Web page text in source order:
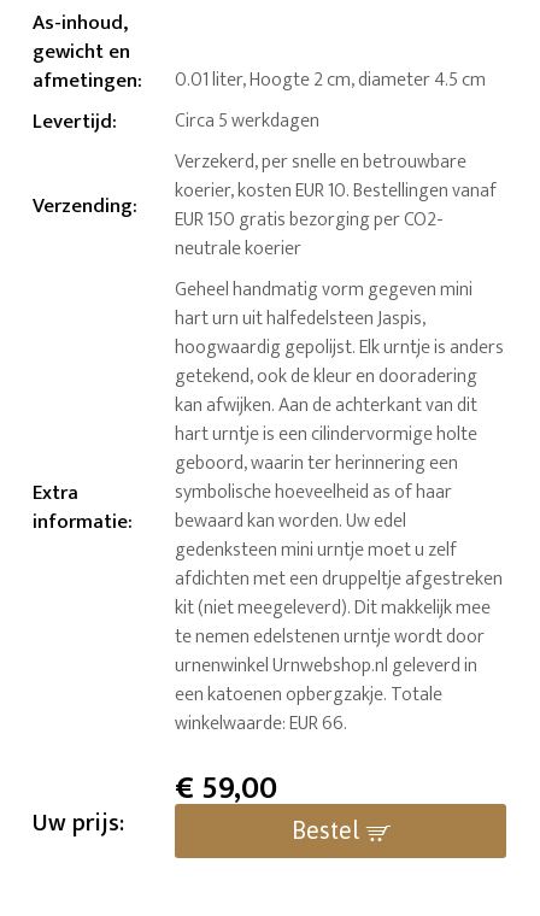
As-inhoud,
gewicht en
afmetingen: 0.01 liter, Hoogte 2 cm, diameter 4.5 cm
Levertijd: Circa 5 werkdagen
Verzending:
Verzekerd, per snelle en betrouwbare
koerier, kosten EUR 10. Bestellingen vanaf
EUR 150 gratis bezorging per CO2-
neutrale koerier
Extra
informatie:
Geheel handmatig vorm gegeven mini
hart urn uit halfedelsteen Jaspis,
hoogwaardig gepolijst. Elk urntje is anders
getekend, ook de kleur en dooradering
kan afwijken. Aan de achterkant van dit
hart urntje is een cilindervormige holte
geboord, waarin ter herinnering een
symbolische hoeveelheid as of haar
bewaard kan worden. Uw edel
gedenksteen mini urntje moet u zelf
afdichten met een druppeltje afgestreken
kit (niet meegeleverd). Dit makkelijk mee
te nemen edelstenen urntje wordt door
urnenwinkel Urnwebshop.nl geleverd in
een katoenen opbergzakje. Totale
winkelwaarde: EUR 66.
Uw prijs:
€59,00
Bestel